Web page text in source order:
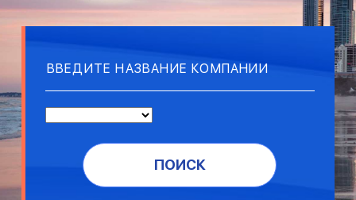
ПОИСК